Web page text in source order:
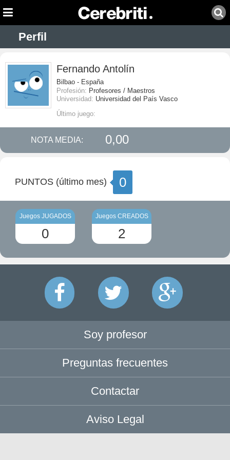
Perfil
Fernando Antolín
Bilbao - España
Profesión: Profesores / Maestros
Universidad: Universidad del País Vasco
Último juego:
NOTA MEDIA: 0,00
PUNTOS (último mes) 0
Juegos JUGADOS
0
Juegos CREADOS
2
Soy profesor
Preguntas frecuentes
Contactar
Aviso Legal